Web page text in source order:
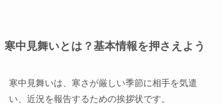
寒中見舞いとは？基本情報を押さえよう
寒中見舞いは、寒さが厳しい季節に相手を気遣
い、近況を報告するための挨拶状です。